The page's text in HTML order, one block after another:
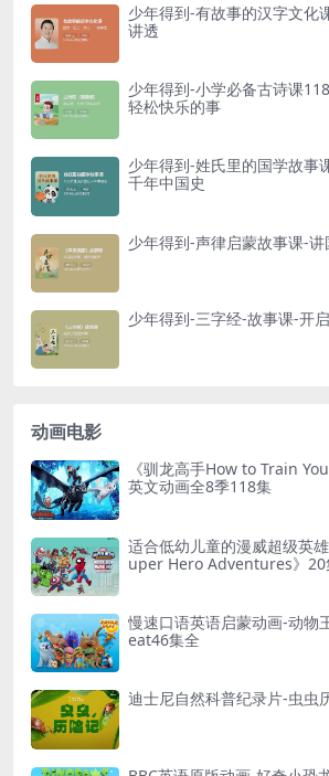
少年得到-有故事的汉字文化
讲透
少年得到-小学必备古诗课
轻松快乐的事
少年得到-姓氏里的国学故事
千年中国史
少年得到-声律启蒙故事课-
少年得到-三字经-故事课-开
动画电影
《驯龙高手How to Train
英文动画全8季118集
适合低幼儿童的漫威超级英
uper Hero Adventures》20
慢速口语英语启蒙动画-动物
eat46集全
迪士尼自然科普纪录片-虫虫